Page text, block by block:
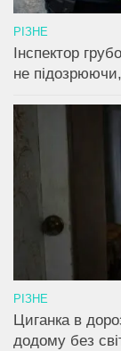
РІЗНЕ
Інспектор
не
РІЗНЕ
Циганка в
додому без